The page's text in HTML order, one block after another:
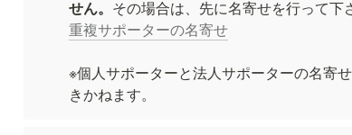
せん。
重複サポーターの名寄せ
※個人サポーターと法人サポーターの名寄
きかねます。